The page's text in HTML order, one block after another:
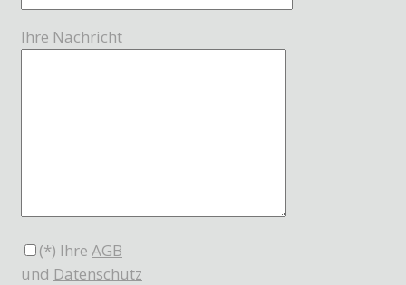
Ihre Nachricht
(*) Ihre AGB
und Datenschutz